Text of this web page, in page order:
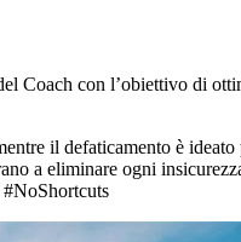
Coach con l’obiettivo di
il defaticamento è
a eliminare ogni